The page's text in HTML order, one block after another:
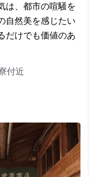
は、都市の喧騒を
自然美を感じたい
だけでも価値のあ
付近